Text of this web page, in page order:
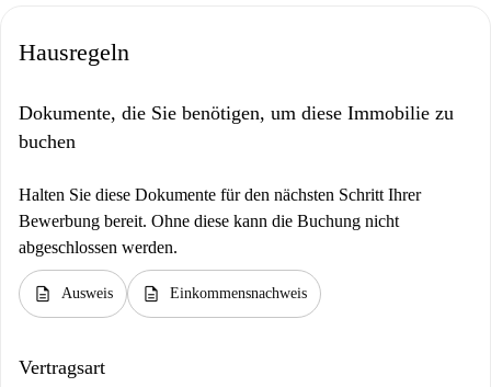
Hausregeln
Dokumente, die Sie benötigen, um diese Immobilie zu
buchen
Halten Sie diese Dokumente für den nächsten Schritt Ihrer
Bewerbung bereit. Ohne diese kann die Buchung nicht
abgeschlossen werden.
description Ausweis description Einkommensnachweis
Vertragsart